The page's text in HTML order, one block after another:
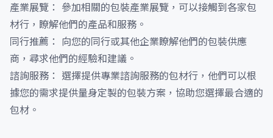
產業展覽： 參加相關的包裝產業展覽，可以接觸到各家包
材行，瞭解他們的產品和服務。
同行推薦： 向您的同行或其他企業瞭解他們的包裝供應
商，尋求他們的經驗和建議。
諮詢服務： 選擇提供專業諮詢服務的包材行，他們可以根
據您的需求提供量身定製的包裝方案，協助您選擇最合適的
包材。